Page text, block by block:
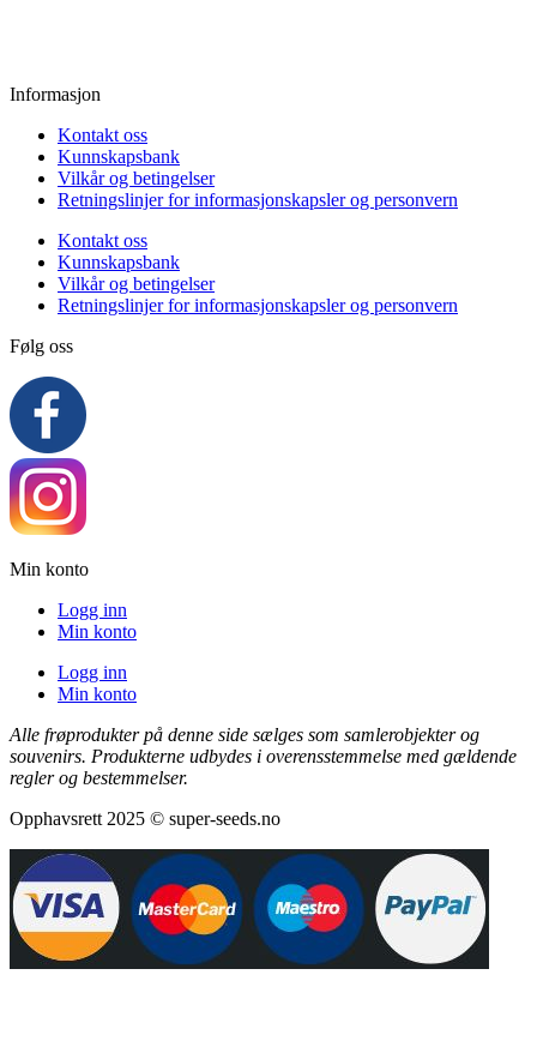
Informasjon
Kontakt oss
Kunnskapsbank
Vilkår og betingelser
Retningslinjer for informasjonskapsler og personvern
Kontakt oss
Kunnskapsbank
Vilkår og betingelser
Retningslinjer for informasjonskapsler og personvern
Følg oss
Min konto
Logg inn
Min konto
Logg inn
Min konto
Alle frøprodukter på denne side sælges som samlerobjekter og
souvenirs. Produkterne udbydes i overensstemmelse med gældende
regler og bestemmelser.
Opphavsrett 2025 © super-seeds.no